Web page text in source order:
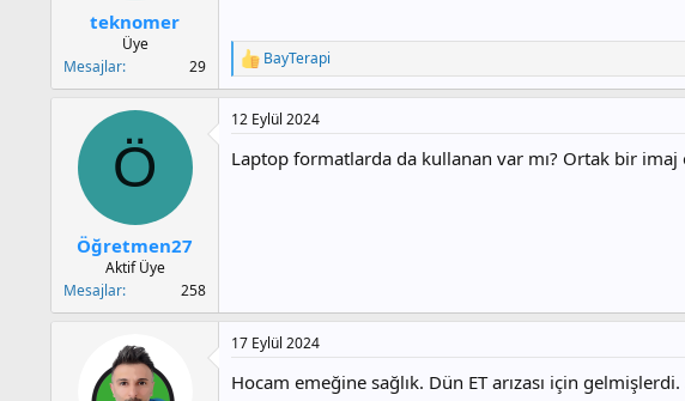
teknomer
Üye
Mesajlar
29
T
e
p
k
l
BayTerapi
Ö
Öğretmen27
Aktif Üye
Mesajlar
258
12 Eylül 2024
Laptop formatlarda da kullanan var mı? Ortak bir
17 Eylül 2024
Hocam emeğine sağlık. Dün ET arızası için